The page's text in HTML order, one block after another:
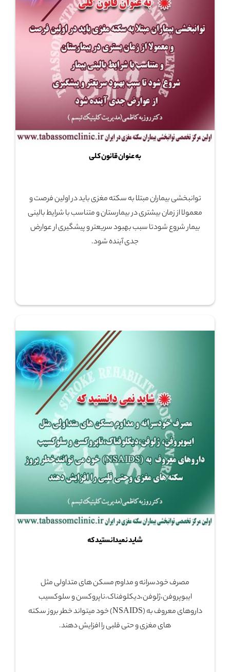
به عنوان قانون کلی
توانبخشی بیماران مبتلا به سکته مغزی باید در اولین فرصت و
معمولا از زمان بیشتری در بیمارستان و متناسب با شرایط بالینی
بیمار شروع شودتا سبب بهبود سریعتر و پیشگیری ار عوارض
جدی آینده شود.
شاید نمیدانستید که
مصرف خودسرانه و مداوم مسکن های متداولی مثل
ایبوپروفن،ژلوفن،دیکلوفناک،ناپروکسن و سلوکسیب
داروهای معروف به (NSAIDS) خود میتواند خطر بروز سکته
های مغزی و حتی قلبی را افزایش دهند.